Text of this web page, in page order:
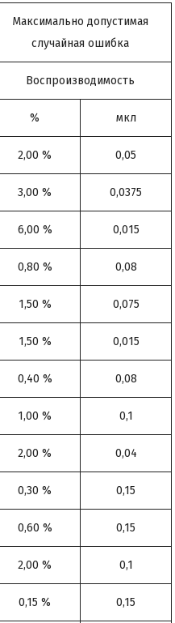
Максимально допустимая
случайная ошибка
Воспроизводимость
% мкл
2,00 % 0,05
3,00 % 0,0375
6,00 % 0,015
0,80 % 0,08
1,50 % 0,075
1,50 % 0,015
0,40 % 0,08
1,00 % 0,1
2,00 % 0,04
0,30 % 0,15
0,60 % 0,15
2,00 % 0,1
0,15 % 0,15